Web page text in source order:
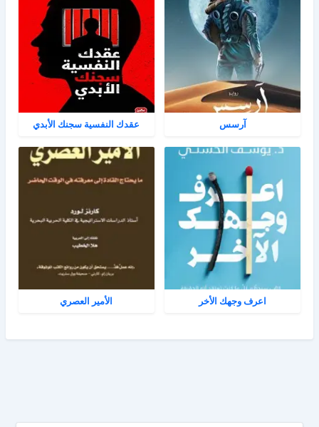
آرسس عقدك النفسية سجنك الأبدي
اعرف وجهك الأخر الأمير العصري